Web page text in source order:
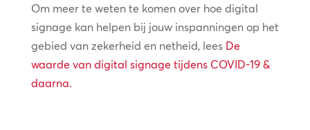
Om meer te weten te komen over hoe digital
signage kan helpen bij jouw inspanningen op het
gebied van zekerheid en netheid, lees De
waarde van digital signage tijdens COVID-19 &
daarna.